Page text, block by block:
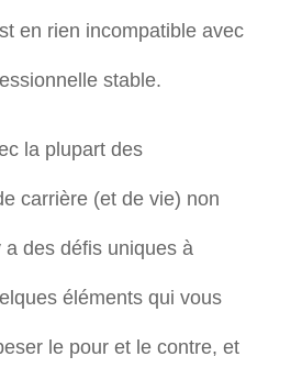
en rien incompatible avec
stable.
la plupart des
carrière (et de vie) non
des défis uniques à
éléments qui vous
le pour et le contre, et